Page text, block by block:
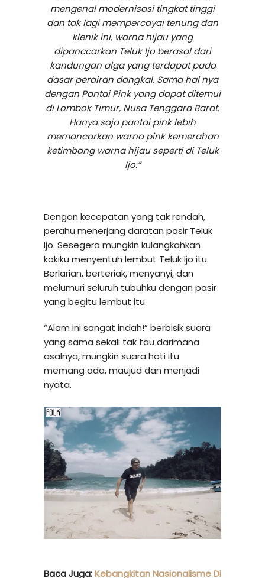
mengenal modernisasi tingkat tinggi
dan tak lagi mempercayai tenung dan
klenik ini, warna hijau yang
dipanccarkan Teluk Ijo berasal dari
kandungan alga yang terdapat pada
dasar perairan dangkal. Sama hal nya
dengan Pantai Pink yang dapat ditemui
di Lombok Timur, Nusa Tenggara Barat.
Hanya saja pantai pink lebih
memancarkan warna pink kemerahan
ketimbang warna hijau seperti di Teluk
Ijo.”
Dengan kecepatan yang tak rendah,
perahu menerjang daratan pasir Teluk
Ijo. Sesegera mungkin kulangkahkan
kakiku menyentuh lembut Teluk Ijo itu.
Berlarian, berteriak, menyanyi, dan
melumuri seluruh tubuhku dengan pasir
yang begitu lembut itu.
“Alam ini sangat indah!” berbisik suara
yang sama sekali tak tau darimana
asalnya, mungkin suara hati itu
memang ada, maujud dan menjadi
nyata.
Baca Juga:Kebangkitan Nasionalisme Di